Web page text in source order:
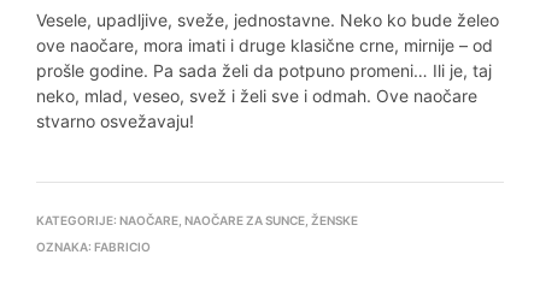
Vesele, upadljive, sveže, jednostavne. Neko ko bude želeo
ove naočare, mora imati i druge klasične crne, mirnije – od
prošle godine. Pa sada želi da potpuno promeni… Ili je, taj
neko, mlad, veseo, svež i želi sve i odmah. Ove naočare
stvarno osvežavaju!
KATEGORIJE: NAOČARE NAOČARE ZA SUNCE ŽENSKE
OZNAKA: FABRICIO